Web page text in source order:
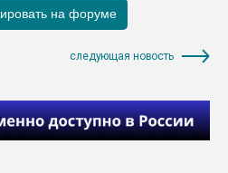
следующая новость